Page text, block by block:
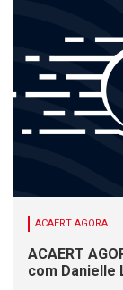
ACAERT AGORA
ACAERT
com Danielle